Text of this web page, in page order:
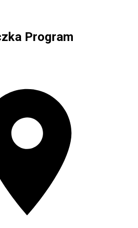
Program